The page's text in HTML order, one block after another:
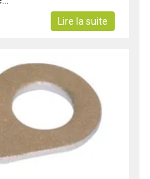
Lire la suite